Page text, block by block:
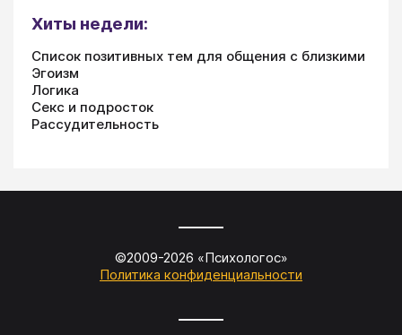
Хиты недели:
Список позитивных тем для общения с близкими
Эгоизм
Логика
Секс и подросток
Рассудительность
©2009-2026 «Психологос»
Политика конфиденциальности